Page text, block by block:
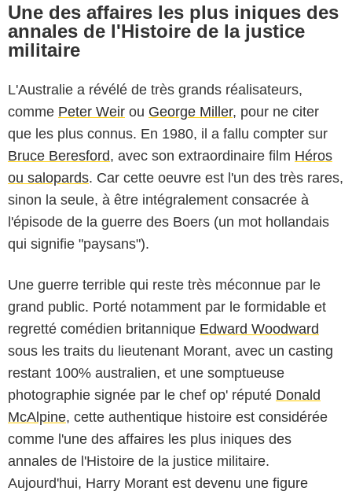
Une des affaires les plus iniques des
annales de l'Histoire de la justice
militaire
L'Australie a révélé de très grands réalisateurs,
comme Peter Weir ou George Miller, pour ne citer
que les plus connus. En 1980, il a fallu compter sur
Bruce Beresford, avec son extraordinaire film Héros
ou salopards. Car cette oeuvre est l'un des très rares,
sinon la seule, à être intégralement consacrée à
l'épisode de la guerre des Boers (un mot hollandais
qui signifie "paysans").
Une guerre terrible qui reste très méconnue par le
grand public. Porté notamment par le formidable et
regretté comédien britannique Edward Woodward
sous les traits du lieutenant Morant, avec un casting
restant 100% australien, et une somptueuse
photographie signée par le chef op' réputé Donald
McAlpine, cette authentique histoire est considérée
comme l'une des affaires les plus iniques des
annales de l'Histoire de la justice militaire.
Aujourd'hui, Harry Morant est devenu une figure